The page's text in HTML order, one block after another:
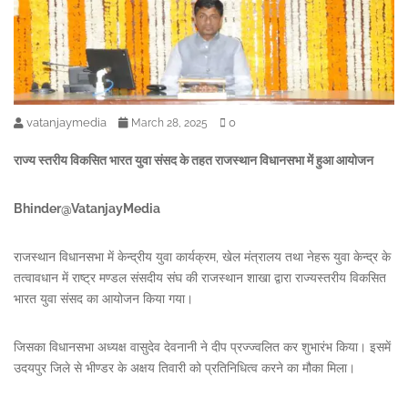
vatanjaymedia March 28, 2025 0
राज्य स्तरीय विकसित भारत युवा संसद के तहत राजस्थान विधानसभा में हुआ आयोजन
Bhinder@VatanjayMedia
राजस्थान विधानसभा में केन्द्रीय युवा कार्यक्रम, खेल मंत्रालय तथा नेहरू युवा केन्द्र के
तत्वावधान में राष्ट्र मण्डल संसदीय संघ की राजस्थान शाखा द्वारा राज्यस्तरीय विकसित
भारत युवा संसद का आयोजन किया गया।
जिसका विधानसभा अध्यक्ष वासुदेव देवनानी ने दीप प्रज्ज्वलित कर शुभारंभ किया। इसमें
उदयपुर जिले से भीण्डर के अक्षय तिवारी को प्रतिनिधित्व करने का मौका मिला।